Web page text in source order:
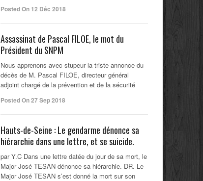
Posted On 12 Déc 2018
Assassinat de Pascal FILOE, le mot du
Président du SNPM
Nous apprenons avec stupeur la triste annonce du
décès de M. Pascal FILOE, directeur général
adjoint chargé de la prévention et de la sécurité
Posted On 27 Sep 2018
Hauts-de-Seine : Le gendarme dénonce sa
hiérarchie dans une lettre, et se suicide.
par Y.C Dans une lettre datée du jour de sa mort, le
Major José TESAN dénonce sa hiérarchie. DR. Le
Major José TESAN s’est donné la mort sur son